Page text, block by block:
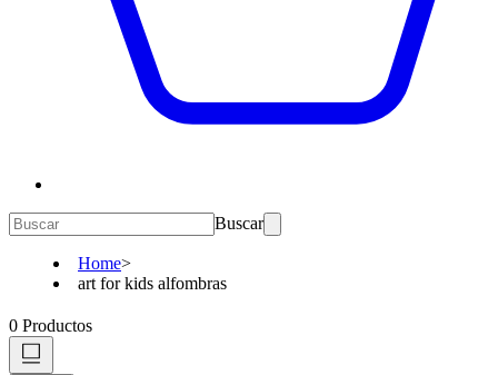
Buscar
Home>
art for kids alfombras
0 Productos